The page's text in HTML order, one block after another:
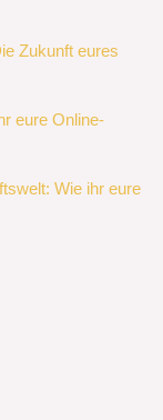
Zukunft eures
eure Online-
Wie ihr eure